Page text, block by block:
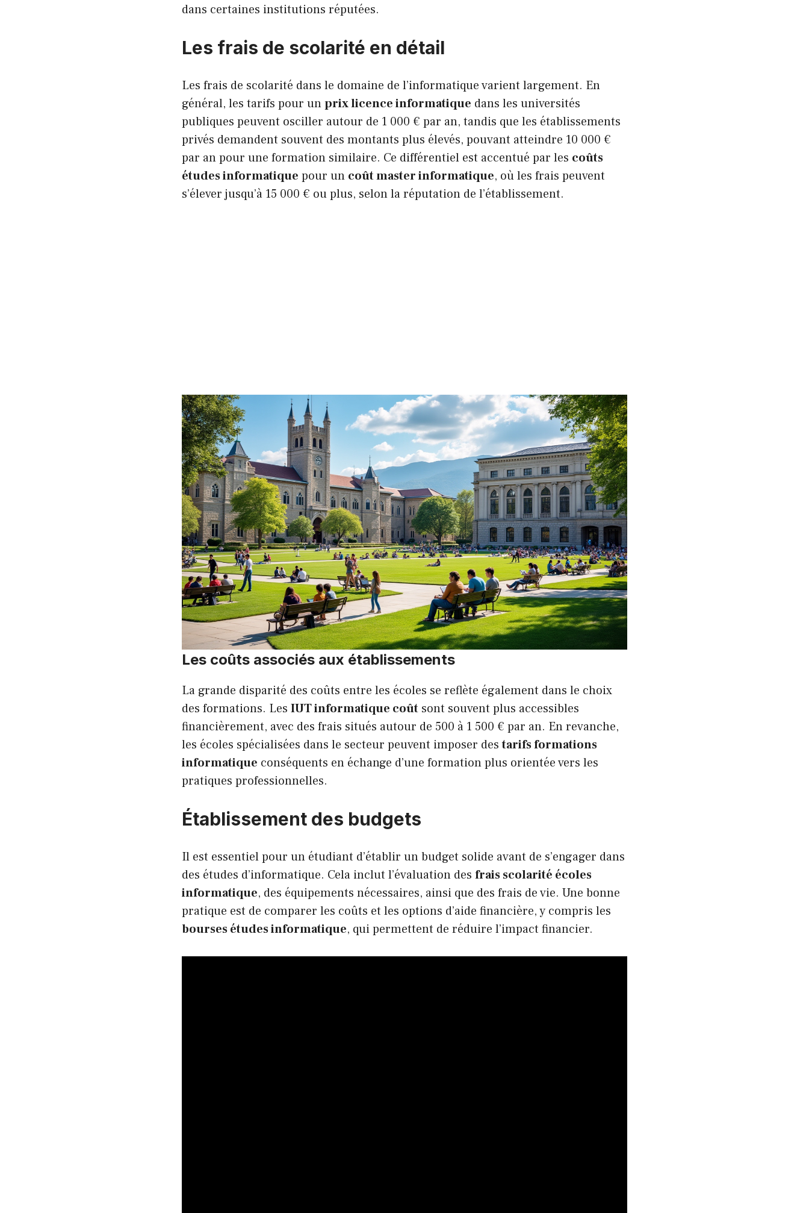
dans certaines institutions réputées.
Les frais de scolarité en détail
Les frais de scolarité dans le domaine de l’informatique varient largement. En
général, les tarifs pour unprix licence informatique dans les universités
publiques peuvent osciller autour de 1 000 € par an, tandis que les établissements
privés demandent souvent des montants plus élevés, pouvant atteindre 10 000 €
par an pour une formation similaire. Ce différentiel est accentué par les coûts
études informatique pour un coût master informatique, où les frais peuvent
s’élever jusqu’à 15 000 € ou plus, selon la réputation de l’établissement.
Les coûts associés aux établissements
La grande disparité des coûts entre les écoles se reflète également dans le choix
des formations. Les IUT informatique coût sont souvent plus accessibles
financièrement, avec des frais situés autour de 500 à 1 500 € par an. En revanche,
les écoles spécialisées dans le secteur peuvent imposer destarifs formations
informatique conséquents en échange d’une formation plus orientée vers les
pratiques professionnelles.
Établissement des budgets
Il est essentiel pour un étudiant d’établir un budget solide avant de s’engager dans
des études d’informatique. Cela inclut l’évaluation des frais scolarité écoles
informatique, des équipements nécessaires, ainsi que des frais de vie. Une bonne
pratique est de comparer les coûts et les options d’aide financière, y compris les
bourses études informatique, qui permettent de réduire l’impact financier.